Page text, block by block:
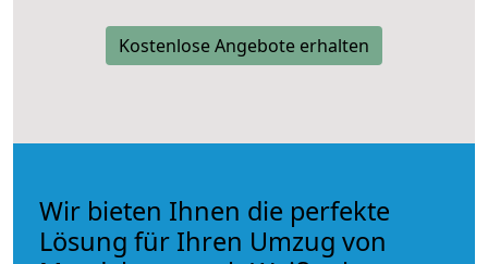
Kostenlose Angebote erhalten
Wir bieten Ihnen die perfekte
Lösung für Ihren Umzug von